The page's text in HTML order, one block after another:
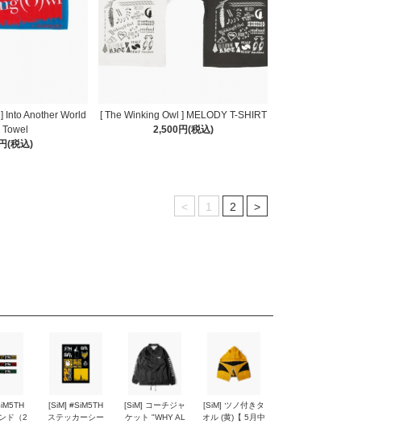
Into Another World
(税込)
[ The Winking Owl ] MELODY T-SHIRT
2,500円(税込)
< 1 2 >
ド（2
[SiM] #SiM5TH
ステッカーシー
[SiM] コーチジャ
ケット "WHY AL
[SiM] ツノ付きタ
オル (黄)【 5月中